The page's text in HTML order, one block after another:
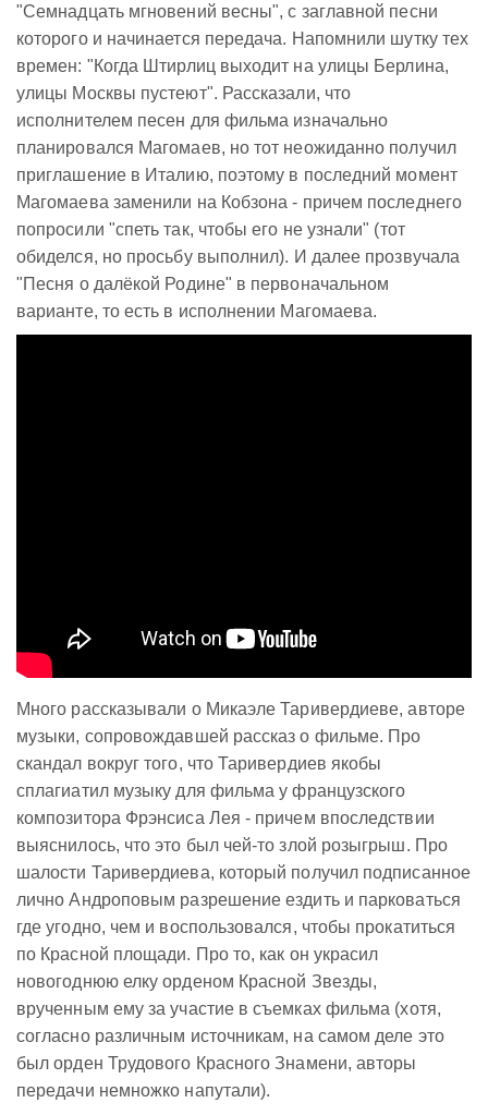
"Семнадцать мгновений весны", с заглавной песни
которого и начинается передача. Напомнили шутку тех
времен: "Когда Штирлиц выходит на улицы Берлина,
улицы Москвы пустеют". Рассказали, что
исполнителем песен для фильма изначально
планировался Магомаев, но тот неожиданно получил
приглашение в Италию, поэтому в последний момент
Магомаева заменили на Кобзона - причем последнего
попросили "спеть так, чтобы его не узнали" (тот
обиделся, но просьбу выполнил). И далее прозвучала
"Песня о далёкой Родине" в первоначальном
варианте, то есть в исполнении Магомаева.
Много рассказывали о Микаэле Таривердиеве, авторе
музыки, сопровождавшей рассказ о фильме. Про
скандал вокруг того, что Таривердиев якобы
сплагиатил музыку для фильма у французского
композитора Фрэнсиса Лея - причем впоследствии
выяснилось, что это был чей-то злой розыгрыш. Про
шалости Таривердиева, который получил подписанное
лично Андроповым разрешение ездить и парковаться
где угодно, чем и воспользовался, чтобы прокатиться
по Красной площади. Про то, как он украсил
новогоднюю елку орденом Красной Звезды,
врученным ему за участие в съемках фильма (хотя,
согласно различным источникам, на самом деле это
был орден Трудового Красного Знамени, авторы
передачи немножко напутали).